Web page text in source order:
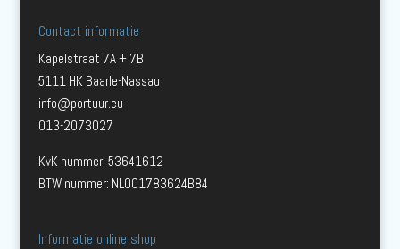
Contact informatie
Kapelstraat 7A + 7B
5111 HK Baarle-Nassau
info@portuur.eu
013-2073027
KvK nummer: 53641612
BTW nummer: NL001783624B84
Informatie online shop